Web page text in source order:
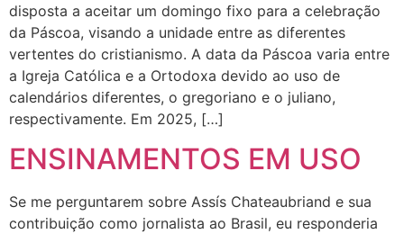
disposta a aceitar um domingo fixo para a celebração
da Páscoa, visando a unidade entre as diferentes
vertentes do cristianismo. A data da Páscoa varia entre
a Igreja Católica e a Ortodoxa devido ao uso de
calendários diferentes, o gregoriano e o juliano,
respectivamente. Em 2025, […]
ENSINAMENTOS EM USO
Se me perguntarem sobre Assís Chateaubriand e sua
contribuição como jornalista ao Brasil, eu responderia